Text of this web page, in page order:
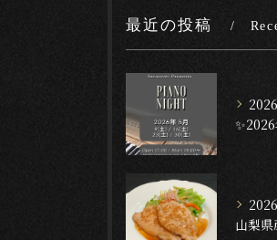
最近の投稿